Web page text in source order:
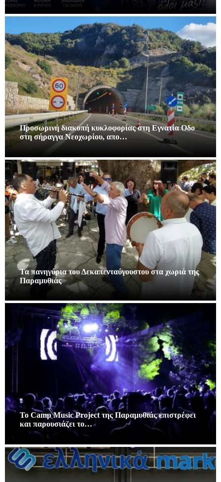
Προσωρινή διακοπή κυκλοφορίας στη Εγνατία Οδο
στη σήραγγα Νεοχωρίου, απο…
Τα πανηγύρια του Δεκαπενταύγουστου στα χωριά της
Παραμυθιάς
Το Camp Music Project της Παραμυθιάς επιστρέφει
και παρουσιάζει το…